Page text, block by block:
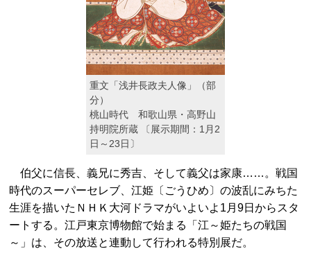
重文「浅井長政夫人像」（部
分）
桃山時代 和歌山県・高野山
持明院所蔵 〔展示期間：1月2
日～23日〕
伯父に信長、義兄に秀吉、そして義父は家康……。戦国
時代のスーパーセレブ、江姫〔ごうひめ〕の波乱にみちた
生涯を描いたＮＨＫ大河ドラマがいよいよ1月9日からスタ
ートする。江戸東京博物館で始まる「江～姫たちの戦国
～」は、その放送と連動して行われる特別展だ。